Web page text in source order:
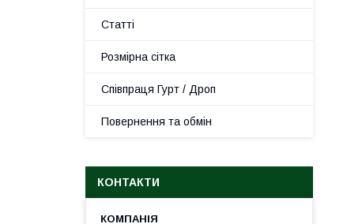
Статті
Розмірна сітка
Співпраця Гурт / Дроп
Повернення та обмін
КОНТАКТИ